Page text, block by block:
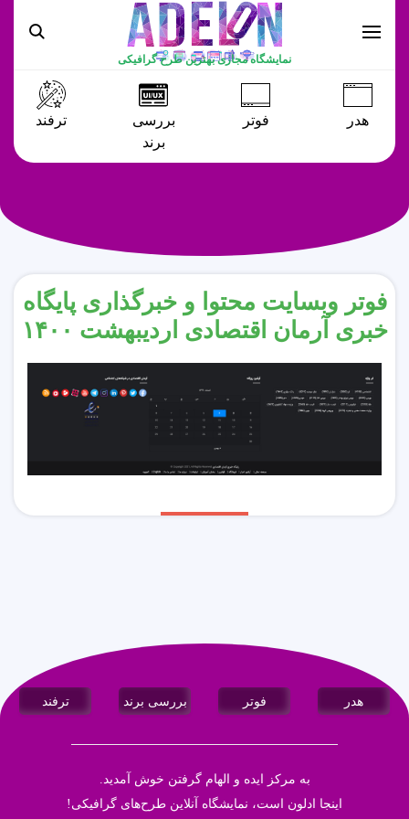
نمایشگاه مجازی بهترین طرح گرافیکی
هدر فوتر
بررسی
برند
ترفند
فوتر وبسایت محتوا و خبرگذاری پایگاه
خبری آرمان اقتصادی اردیبهشت ۱۴۰۰
هدر فوتر بررسی برند ترفند
به مرکز ایده و الهام گرفتن خوش آمدید.
اینجا ادلون است، نمایشگاه آنلاین طرح‌های گرافیکی!